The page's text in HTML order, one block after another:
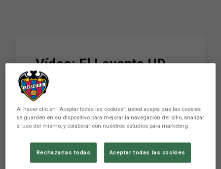
Vídeo: El Levante UD
homenajea a Salva
Regües en el Ciutat de
València
Familia, amigos y levantinistas han rendido un
emotivo homenaje esta noche a Salva Regües,
Al hacer clic en “Aceptar todas las cookies”, usted acepta que las cookies
se guarden en su dispositivo para mejorar la navegación del sitio, analizar
el uso del mismo, y colaborar con nuestros estudios para marketing.
Rechazarlas todas Aceptar todas las cookies